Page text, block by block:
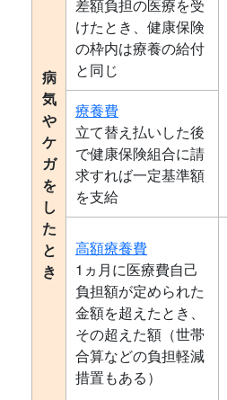
病
気
や
ケ
ガ
を
し
た
と
き
差額負担の医療を受
けたとき、健康保険
の枠内は療養の給付
と同じ
療養費
立て替え払いした後
で健康保険組合に請
求すれば一定基準額
を支給
高額療養費
1ヵ月に医療費自己
負担額が定められた
金額を超えたとき、
その超えた額（世帯
合算などの負担軽減
措置もある）